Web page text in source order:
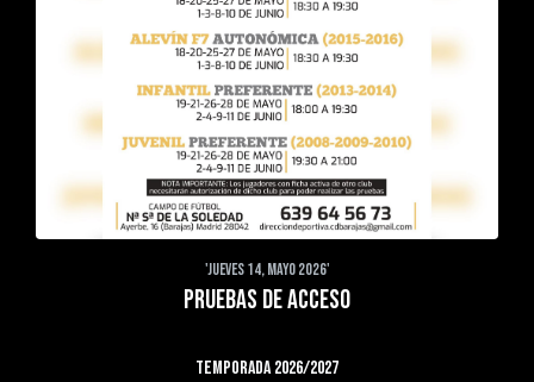
'JUEVES 14, MAYO 2026'
PRUEBAS DE ACCESO
TEMPORADA 2026/2027